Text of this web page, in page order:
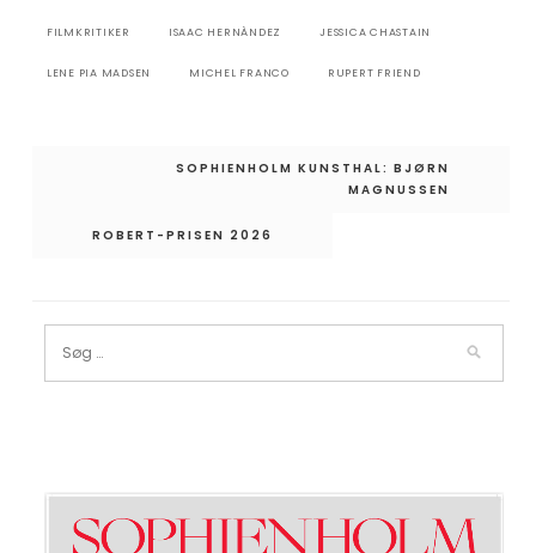
FILMKRITIKER ISAAC HERNÀNDEZ JESSICA CHASTAIN
LENE PIA MADSEN MICHEL FRANCO RUPERT FRIEND
IndlægsnavigationSOPHIENHOLM KUNSTHAL: BJØRN
MAGNUSSEN
ROBERT-PRISEN 2026